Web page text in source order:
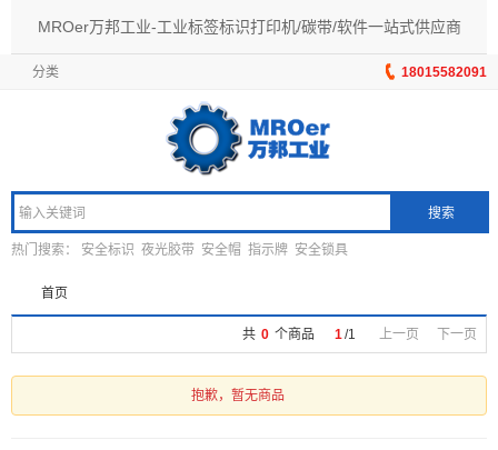
MROer万邦工业-工业标签标识打印机/碳带/软件一站式供应商
18015582091
分类
搜索
热门搜索： 安全标识 夜光胶带 安全帽 指示牌 安全锁具
首页
共 0 个商品 1 /1 上一页 下一页
抱歉，暂无商品